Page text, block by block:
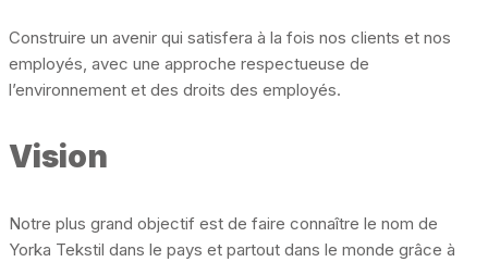
Construire un avenir qui satisfera à la fois nos clients et nos
employés, avec une approche respectueuse de
l’environnement et des droits des employés.
Vision
Notre plus grand objectif est de faire connaître le nom de
Yorka Tekstil dans le pays et partout dans le monde grâce à